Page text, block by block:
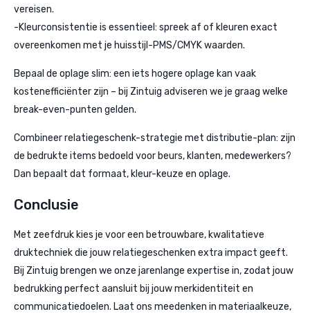
vereisen.
-Kleurconsistentie is essentieel: spreek af of kleuren exact
overeenkomen met je huisstijl-PMS/CMYK waarden.
Bepaal de oplage slim: een iets hogere oplage kan vaak
kostenefficiënter zijn – bij Zintuig adviseren we je graag welke
break-even-punten gelden.
Combineer relatiegeschenk-strategie met distributie-plan: zijn
de bedrukte items bedoeld voor beurs, klanten, medewerkers?
Dan bepaalt dat formaat, kleur-keuze en oplage.
Conclusie
Met zeefdruk kies je voor een betrouwbare, kwalitatieve
druktechniek die jouw relatiegeschenken extra impact geeft.
Bij Zintuig brengen we onze jarenlange expertise in, zodat jouw
bedrukking perfect aansluit bij jouw merkidentiteit en
communicatiedoelen. Laat ons meedenken in materiaalkeuze,